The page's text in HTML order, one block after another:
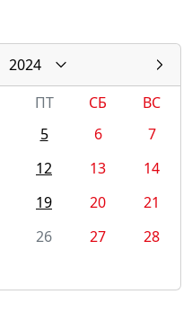
2024
ПТ СБ
ВС
5 6
7
12 13
14
19 20
21
26 27
28